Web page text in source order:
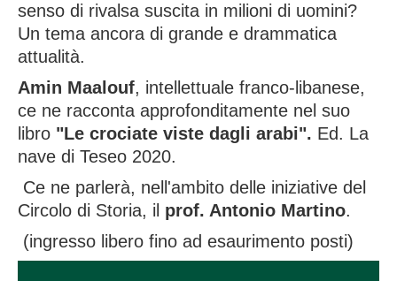
senso di rivalsa suscita in milioni di uomini?
Un tema ancora di grande e drammatica
attualità.
Amin Maalouf, intellettuale franco-libanese,
ce ne racconta approfonditamente nel suo
libro "Le crociate viste dagli arabi". Ed. La
nave di Teseo 2020.
Ce ne parlerà, nell'ambito delle iniziative del
Circolo di Storia, il prof. Antonio Martino.
(ingresso libero fino ad esaurimento posti)